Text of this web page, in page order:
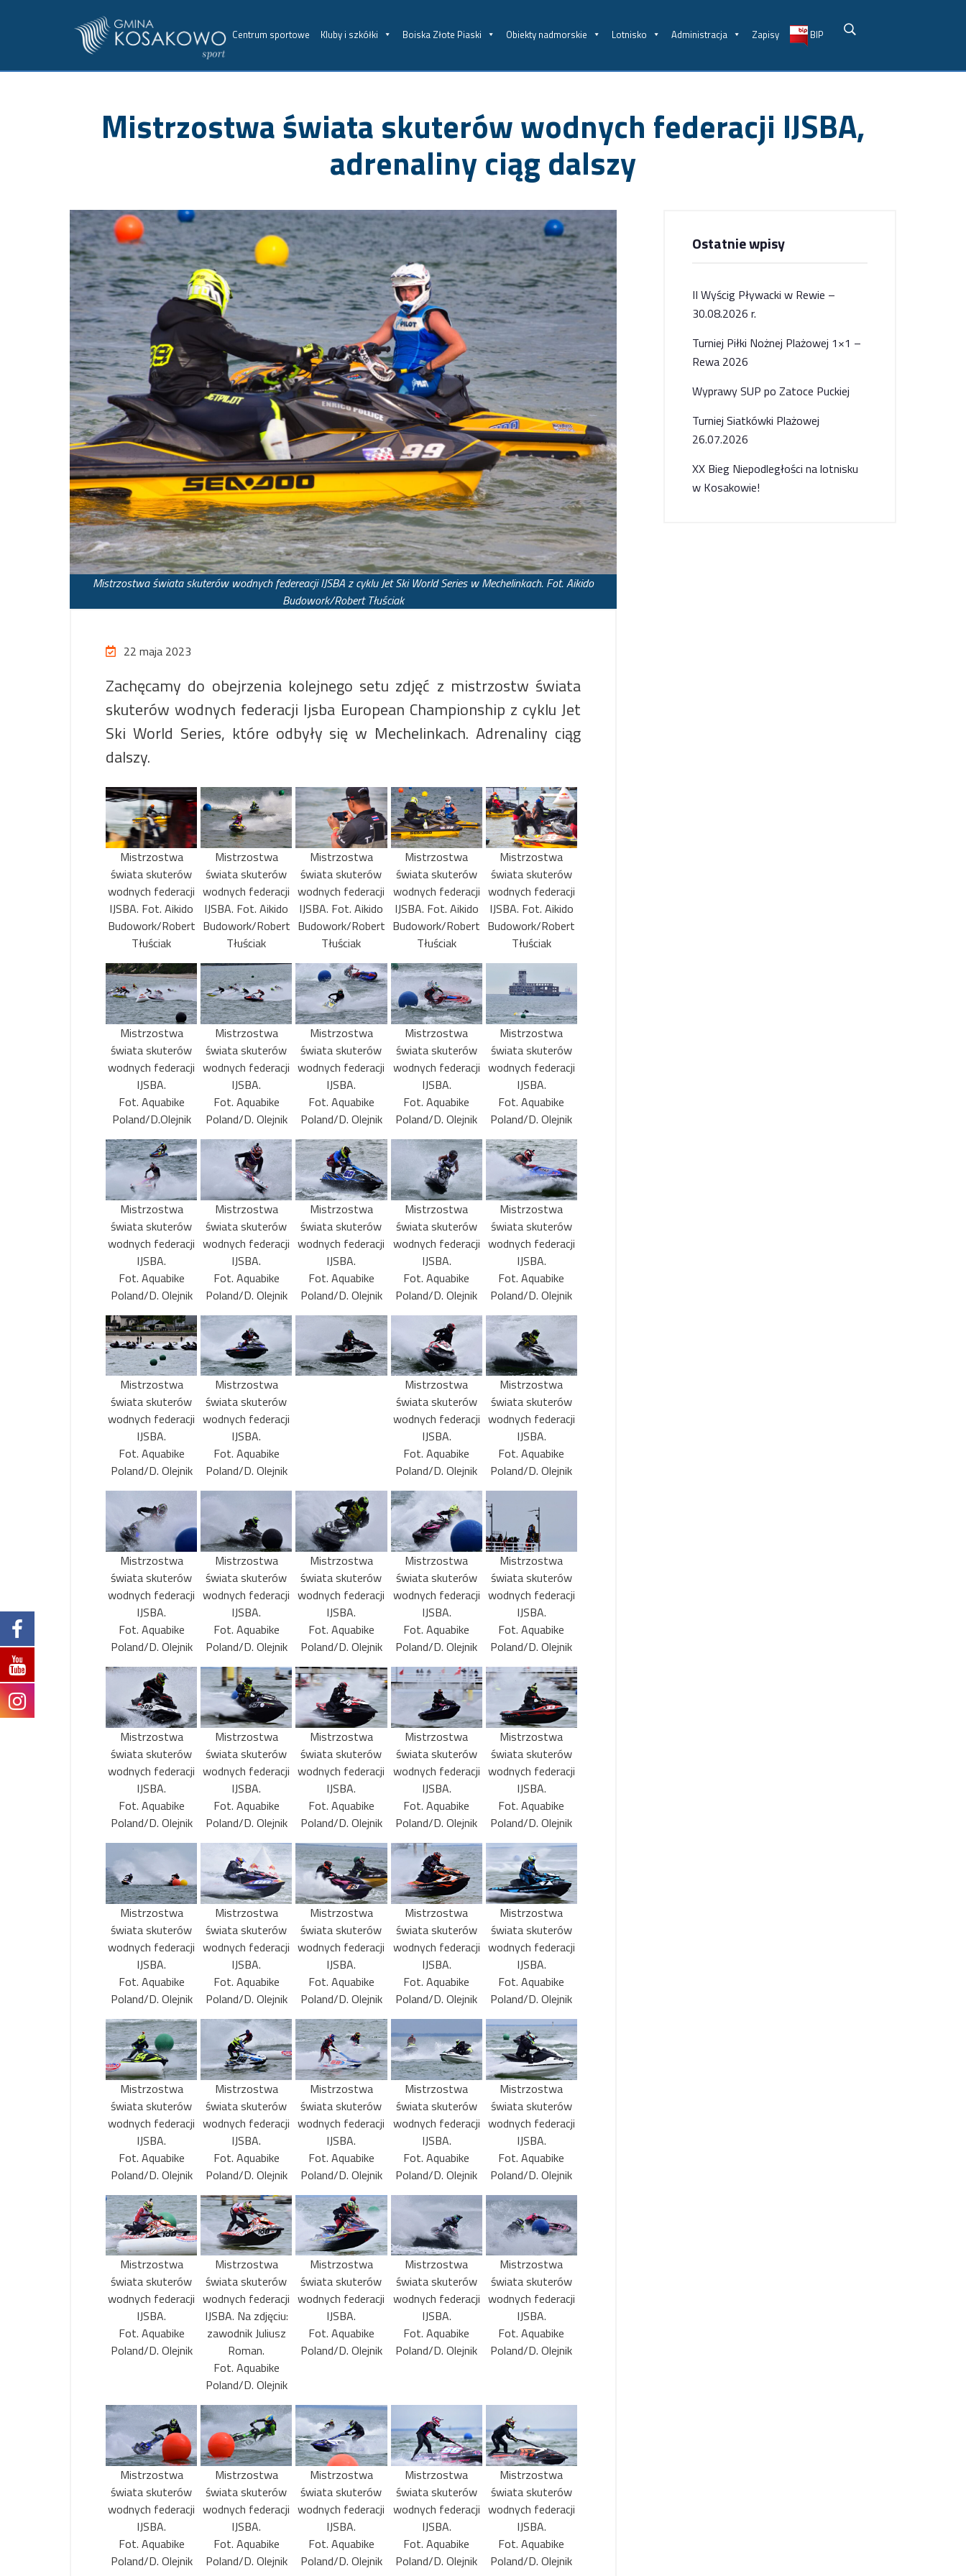
Centrum sportowe Kluby i szkółki Boiska Złote Piaski Obiekty nadmorskie Lotnisko Administracja Zapisy BIP
Mistrzostwa świata skuterów wodnych federacji IJSBA,
adrenaliny ciąg dalszy
Mistrzostwa świata skuterów wodnych federeacji IJSBA z cyklu Jet Ski World Series w Mechelinkach. Fot. Aikido
Budowork/Robert Tłuściak
22 maja 2023
Zachęcamy do obejrzenia kolejnego setu zdjęć z mistrzostw świata
skuterów wodnych federacji Ijsba European Championship z cyklu Jet
Ski World Series, które odbyły się w Mechelinkach. Adrenaliny ciąg
dalszy.
Mistrzostwa
świata skuterów
wodnych federacji
IJSBA. Fot. Aikido
Budowork/Robert
Tłuściak
Mistrzostwa
świata skuterów
wodnych federacji
IJSBA. Fot. Aikido
Budowork/Robert
Tłuściak
Mistrzostwa
świata skuterów
wodnych federacji
IJSBA. Fot. Aikido
Budowork/Robert
Tłuściak
Mistrzostwa
świata skuterów
wodnych federacji
IJSBA. Fot. Aikido
Budowork/Robert
Tłuściak
Mistrzostwa
świata skuterów
wodnych federacji
IJSBA. Fot. Aikido
Budowork/Robert
Tłuściak
Mistrzostwa
świata skuterów
wodnych federacji
IJSBA.
Fot. Aquabike
Poland/D.Olejnik
Mistrzostwa
świata skuterów
wodnych federacji
IJSBA.
Fot. Aquabike
Poland/D. Olejnik
Mistrzostwa
świata skuterów
wodnych federacji
IJSBA.
Fot. Aquabike
Poland/D. Olejnik
Mistrzostwa
świata skuterów
wodnych federacji
IJSBA.
Fot. Aquabike
Poland/D. Olejnik
Mistrzostwa
świata skuterów
wodnych federacji
IJSBA.
Fot. Aquabike
Poland/D. Olejnik
Mistrzostwa
świata skuterów
wodnych federacji
IJSBA.
Fot. Aquabike
Poland/D. Olejnik
Mistrzostwa
świata skuterów
wodnych federacji
IJSBA.
Fot. Aquabike
Poland/D. Olejnik
Mistrzostwa
świata skuterów
wodnych federacji
IJSBA.
Fot. Aquabike
Poland/D. Olejnik
Mistrzostwa
świata skuterów
wodnych federacji
IJSBA.
Fot. Aquabike
Poland/D. Olejnik
Mistrzostwa
świata skuterów
wodnych federacji
IJSBA.
Fot. Aquabike
Poland/D. Olejnik
Mistrzostwa
świata skuterów
wodnych federacji
IJSBA.
Fot. Aquabike
Poland/D. Olejnik
Mistrzostwa
świata skuterów
wodnych federacji
IJSBA.
Fot. Aquabike
Poland/D. Olejnik
Mistrzostwa
świata skuterów
wodnych federacji
IJSBA.
Fot. Aquabike
Poland/D. Olejnik
Mistrzostwa
świata skuterów
wodnych federacji
IJSBA.
Fot. Aquabike
Poland/D. Olejnik
Mistrzostwa
świata skuterów
wodnych federacji
IJSBA.
Fot. Aquabike
Poland/D. Olejnik
Mistrzostwa
świata skuterów
wodnych federacji
IJSBA.
Fot. Aquabike
Poland/D. Olejnik
Mistrzostwa
świata skuterów
wodnych federacji
IJSBA.
Fot. Aquabike
Poland/D. Olejnik
Mistrzostwa
świata skuterów
wodnych federacji
IJSBA.
Fot. Aquabike
Poland/D. Olejnik
Mistrzostwa
świata skuterów
wodnych federacji
IJSBA.
Fot. Aquabike
Poland/D. Olejnik
Mistrzostwa
świata skuterów
wodnych federacji
IJSBA.
Fot. Aquabike
Poland/D. Olejnik
Mistrzostwa
świata skuterów
wodnych federacji
IJSBA.
Fot. Aquabike
Poland/D. Olejnik
Mistrzostwa
świata skuterów
wodnych federacji
IJSBA.
Fot. Aquabike
Poland/D. Olejnik
Mistrzostwa
świata skuterów
wodnych federacji
IJSBA.
Fot. Aquabike
Poland/D. Olejnik
Mistrzostwa
świata skuterów
wodnych federacji
IJSBA.
Fot. Aquabike
Poland/D. Olejnik
Mistrzostwa
świata skuterów
wodnych federacji
IJSBA.
Fot. Aquabike
Poland/D. Olejnik
Mistrzostwa
świata skuterów
wodnych federacji
IJSBA.
Fot. Aquabike
Poland/D. Olejnik
Mistrzostwa
świata skuterów
wodnych federacji
IJSBA.
Fot. Aquabike
Poland/D. Olejnik
Mistrzostwa
świata skuterów
wodnych federacji
IJSBA.
Fot. Aquabike
Poland/D. Olejnik
Mistrzostwa
świata skuterów
wodnych federacji
IJSBA.
Fot. Aquabike
Poland/D. Olejnik
Mistrzostwa
świata skuterów
wodnych federacji
IJSBA.
Fot. Aquabike
Poland/D. Olejnik
Mistrzostwa
świata skuterów
wodnych federacji
IJSBA.
Fot. Aquabike
Poland/D. Olejnik
Mistrzostwa
świata skuterów
wodnych federacji
IJSBA.
Fot. Aquabike
Poland/D. Olejnik
Mistrzostwa
świata skuterów
wodnych federacji
IJSBA.
Fot. Aquabike
Poland/D. Olejnik
Mistrzostwa
świata skuterów
wodnych federacji
IJSBA.
Fot. Aquabike
Poland/D. Olejnik
Mistrzostwa
świata skuterów
wodnych federacji
IJSBA.
Fot. Aquabike
Poland/D. Olejnik
Mistrzostwa
świata skuterów
wodnych federacji
IJSBA. Na zdjęciu:
zawodnik Juliusz
Roman.
Fot. Aquabike
Poland/D. Olejnik
Mistrzostwa
świata skuterów
wodnych federacji
IJSBA.
Fot. Aquabike
Poland/D. Olejnik
Mistrzostwa
świata skuterów
wodnych federacji
IJSBA.
Fot. Aquabike
Poland/D. Olejnik
Mistrzostwa
świata skuterów
wodnych federacji
IJSBA.
Fot. Aquabike
Poland/D. Olejnik
Mistrzostwa
świata skuterów
wodnych federacji
IJSBA.
Fot. Aquabike
Poland/D. Olejnik
Mistrzostwa
świata skuterów
wodnych federacji
IJSBA.
Fot. Aquabike
Poland/D. Olejnik
Mistrzostwa
świata skuterów
wodnych federacji
IJSBA.
Fot. Aquabike
Poland/D. Olejnik
Mistrzostwa
świata skuterów
wodnych federacji
IJSBA.
Fot. Aquabike
Poland/D. Olejnik
Mistrzostwa
świata skuterów
wodnych federacji
IJSBA.
Fot. Aquabike
Poland/D. Olejnik
Ostatnie wpisy
II Wyścig Pływacki w Rewie –
30.08.2026 r.
Turniej Piłki Nożnej Plażowej 1×1 –
Rewa 2026
Wyprawy SUP po Zatoce Puckiej
Turniej Siatkówki Plażowej
26.07.2026
XX Bieg Niepodległości na lotnisku
w Kosakowie!